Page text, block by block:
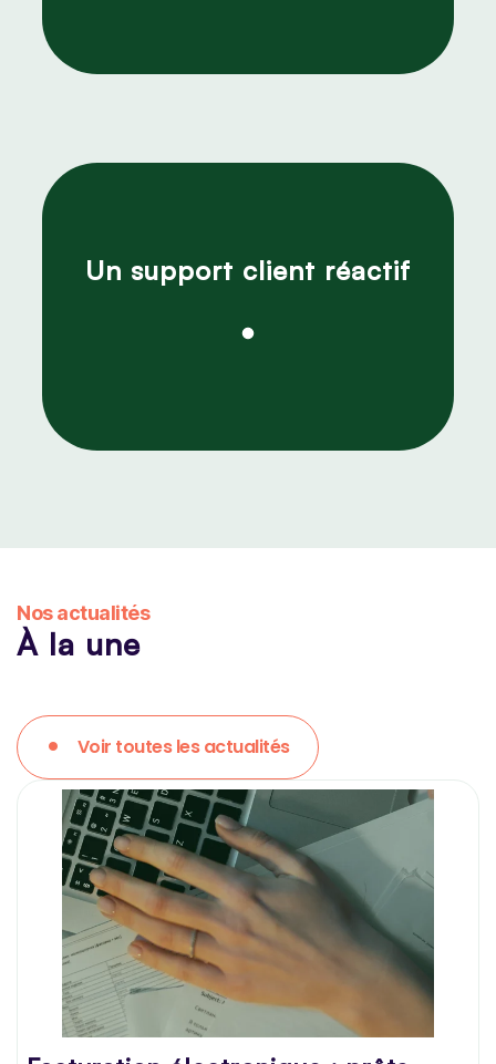
Un support client réactif
Nos actualités
À la une
Voir toutes les actualités